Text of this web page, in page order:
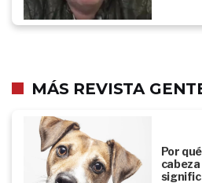
MÁS REVISTA
Por